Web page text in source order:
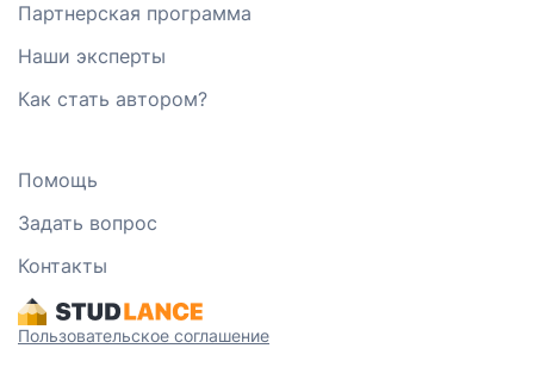
Партнерская программа
Наши эксперты
Как стать автором?
Помощь
Задать вопрос
Контакты
Пользовательское соглашение